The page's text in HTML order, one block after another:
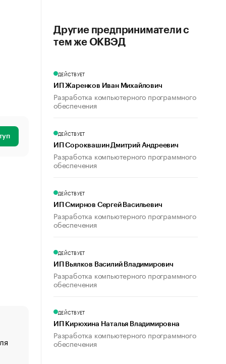
«От спорта тело стареет иначе». Как живет глава
создавшей GTA
Другие предприниматели с
тем же ОКВЭД
ДЕЙСТВУЕТ
ИП Жаренков Иван Михайлович
Разработка компьютерного программного
обеспечения
ДЕЙСТВУЕТ
ИП Сороквашин Дмитрий Андреевич
Разработка компьютерного программного
обеспечения
ДЕЙСТВУЕТ
ИП Смирнов Сергей Васильевич
Разработка компьютерного программного
обеспечения
ДЕЙСТВУЕТ
ИП Вьялков Василий Владимирович
Разработка компьютерного программного
обеспечения
ДЕЙСТВУЕТ
ИП Кирюхина Наталья Владимировна
Разработка компьютерного программного
обеспечения